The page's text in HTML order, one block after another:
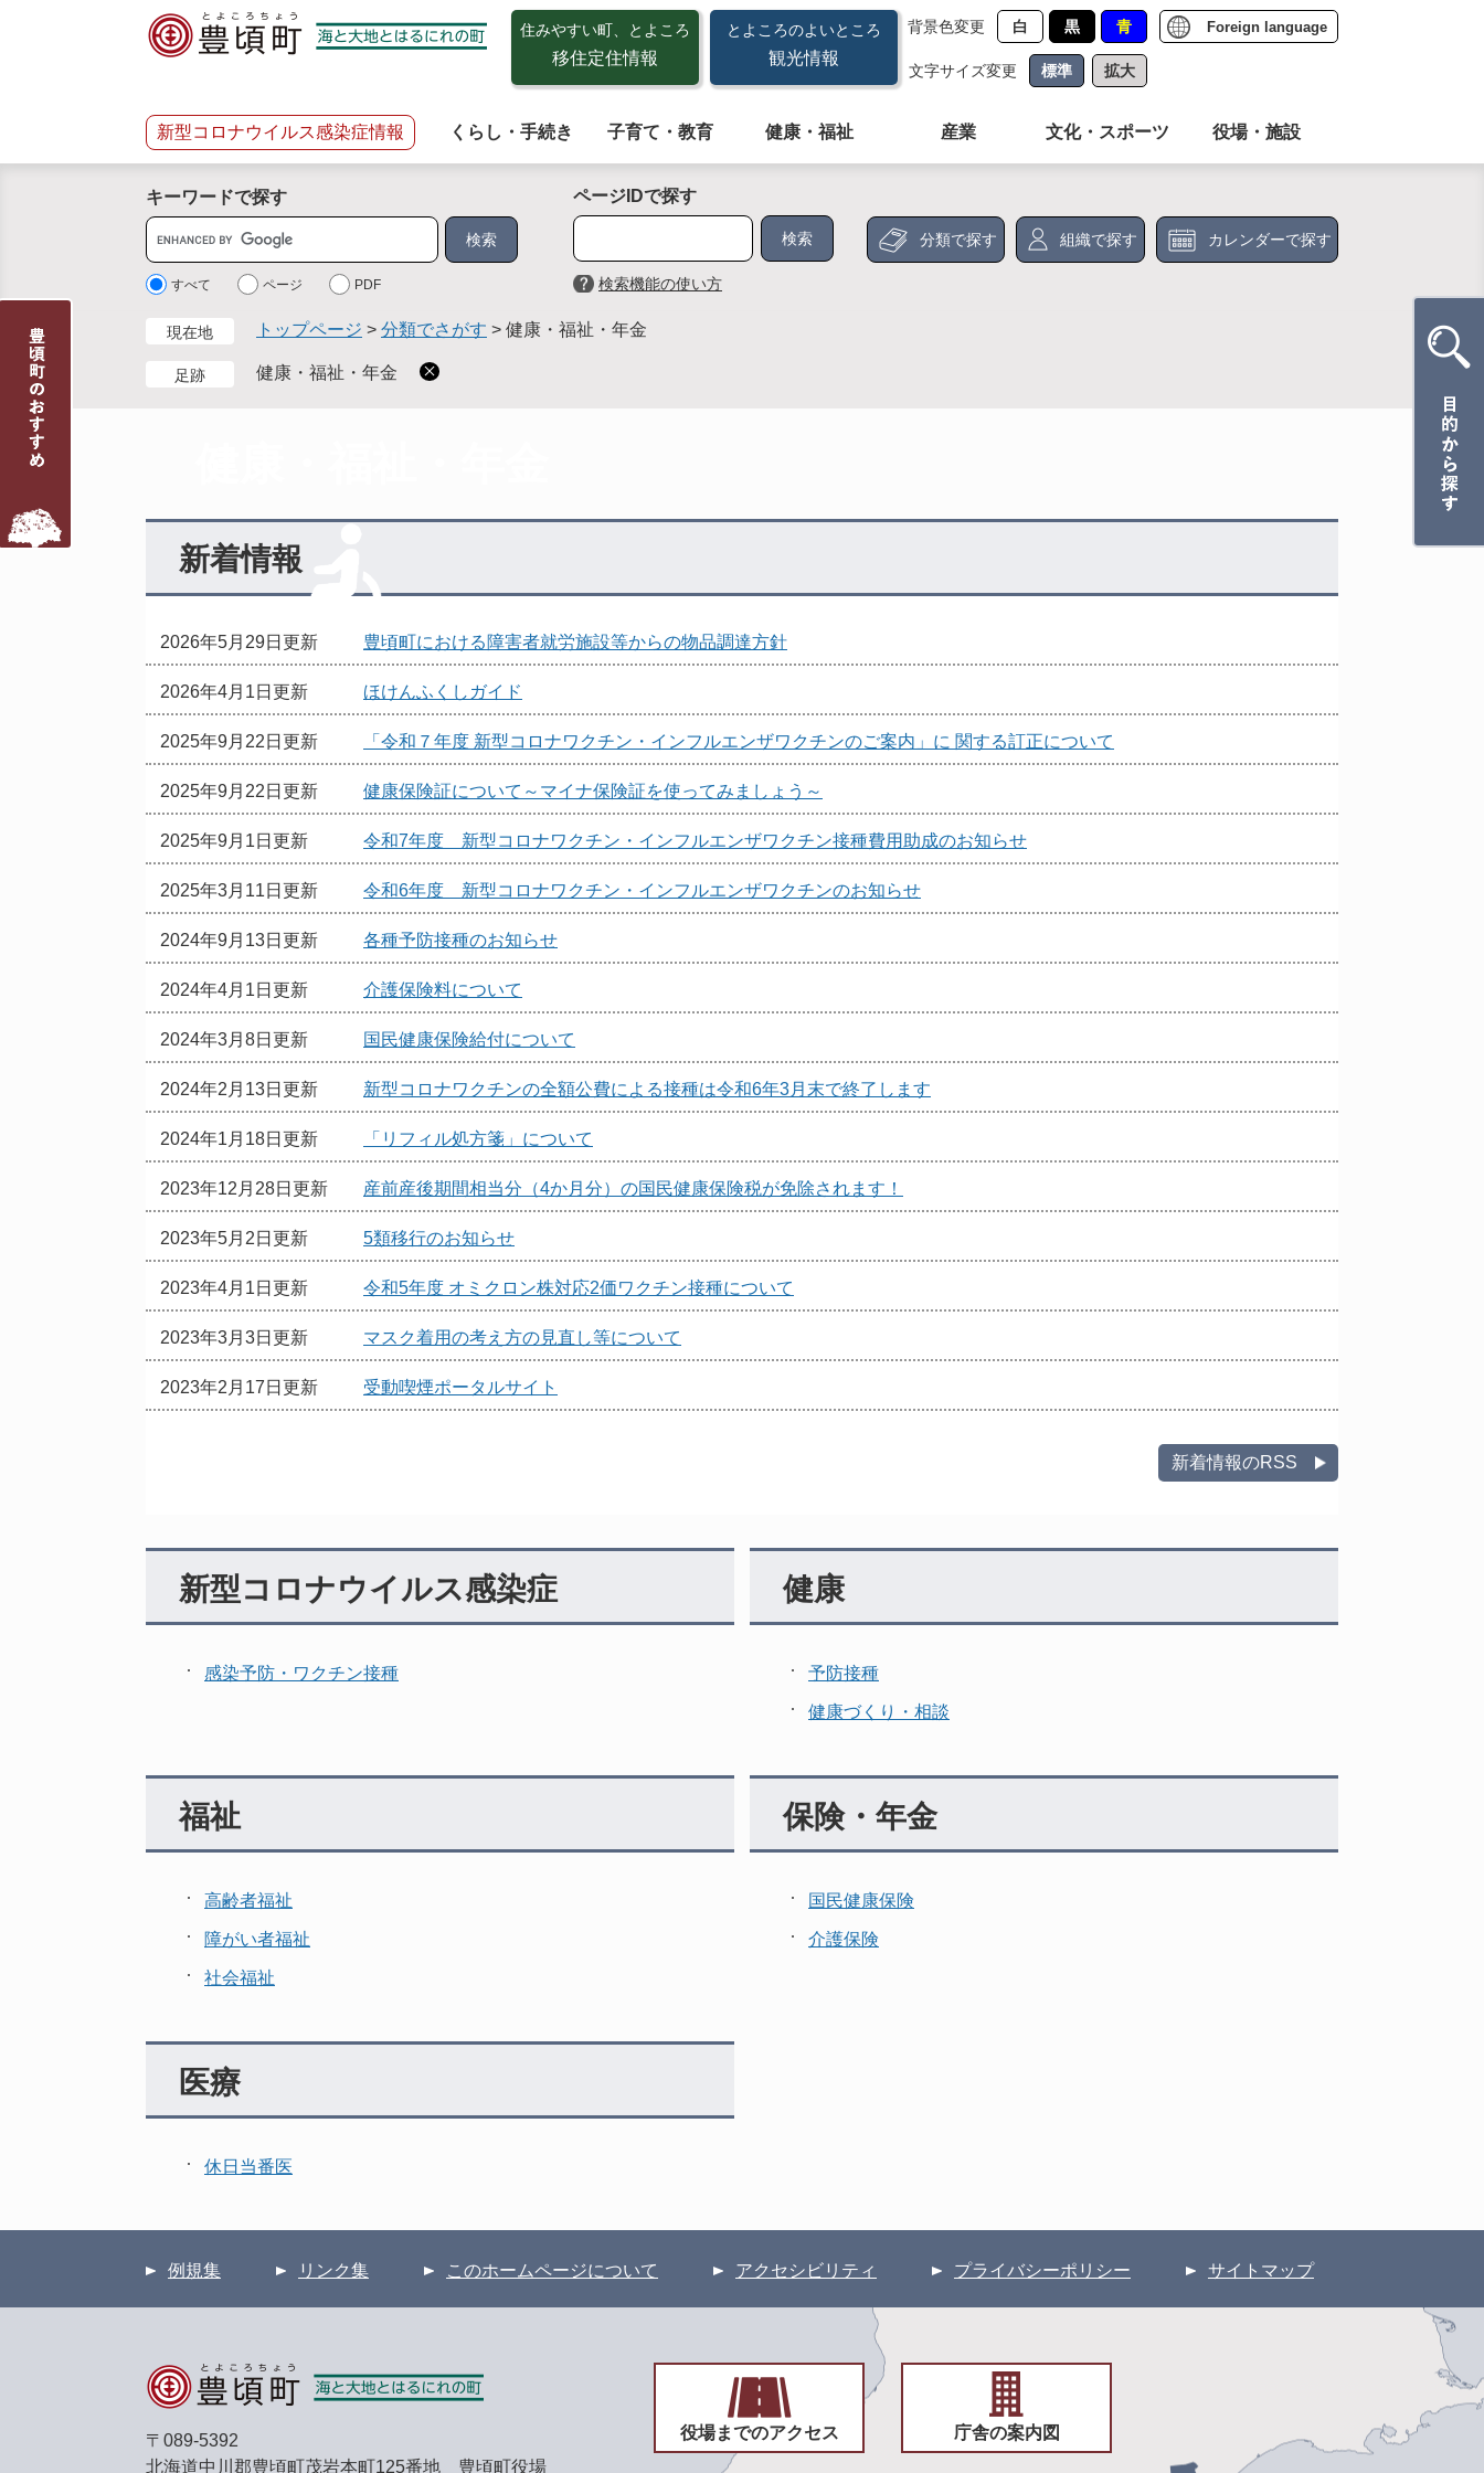
へ
住みやすい町、とよころ
移住定住情報
とよころのよいところ
観光情報
背景色変更 白 黒 青
文字サイズ変更 標準 拡大
Foreign language
新型コロナウイルス感染症情報 くらし・手続き 子育て・教育 健康・福祉 産業 文化・スポーツ 役場・施設
キーワードで探す
サ
イ
ト すべて ページ PDF
ページIDで探す
検索機能の使い方
分類で探す 組織で探す カレンダーで探す
現在地 トップページ > 分類でさがす > 健康・福祉・年金
足跡 健康・福祉・年金
新着情報
2026年5月29日更新 豊頃町における障害者就労施設等からの物品調達方針
2026年4月1日更新 ほけんふくしガイド
2025年9月22日更新 「令和７年度 新型コロナワクチン・インフルエンザワクチンのご案内」に 関する訂正について
2025年9月22日更新 健康保険証について～マイナ保険証を使ってみましょう～
2025年9月1日更新 令和7年度 新型コロナワクチン・インフルエンザワクチン接種費用助成のお知らせ
2025年3月11日更新 令和6年度 新型コロナワクチン・インフルエンザワクチンのお知らせ
2024年9月13日更新 各種予防接種のお知らせ
2024年4月1日更新 介護保険料について
2024年3月8日更新 国民健康保険給付について
2024年2月13日更新 新型コロナワクチンの全額公費による接種は令和6年3月末で終了します
2024年1月18日更新 「リフィル処方箋」について
2023年12月28日更新 産前産後期間相当分（4か月分）の国民健康保険税が免除されます！
2023年5月2日更新 5類移行のお知らせ
2023年4月1日更新 令和5年度 オミクロン株対応2価ワクチン接種について
2023年3月3日更新 マスク着用の考え方の見直し等について
2023年2月17日更新 受動喫煙ポータルサイト
新着情報のRSS
新型コロナウイルス感染症
感染予防・ワクチン接種
健康
予防接種
健康づくり・相談
福祉
高齢者福祉
障がい者福祉
社会福祉
保険・年金
国民健康保険
介護保険
医療
休日当番医
例規集 リンク集 このホームページについて アクセシビリティ プライバシーポリシー サイトマップ
〒089-5392
北海道中川郡豊頃町茂岩本町125番地 豊頃町役場
役場までのアクセス 庁舎の案内図